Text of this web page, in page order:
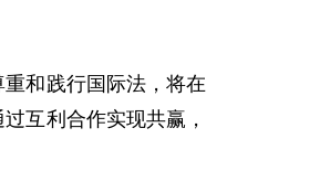
和践行国际法，将在
互利合作实现共赢，